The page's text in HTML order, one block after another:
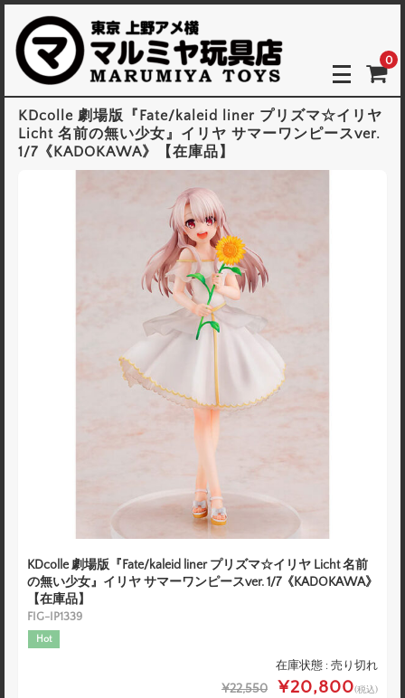
0
KDcolle 劇場版『Fate/kaleid liner プリズマ☆イリヤ
Licht 名前の無い少女』イリヤ サマーワンピースver.
1/7《KADOKAWA》【在庫品】
KDcolle 劇場版『Fate/kaleid liner プリズマ☆イリヤ Licht 名前
の無い少女』イリヤ サマーワンピースver. 1/7《KADOKAWA》
【在庫品】
FIG-IP1339
Hot
在庫状態 : 売り切れ
¥22,550 ¥20,800(税込)